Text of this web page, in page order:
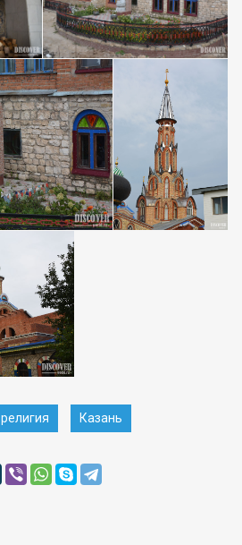
религия Казань